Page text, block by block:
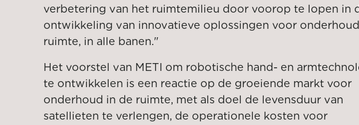
verbetering van het ruimtemilieu door voorop te lopen in
ontwikkeling van innovatieve oplossingen voor
ruimte, in alle banen."
Het voorstel van METI om robotische hand- en
te ontwikkelen is een reactie op de groeiende markt voor
onderhoud in de ruimte, met als doel de levensduur van
satellieten te verlengen, de operationele kosten voor